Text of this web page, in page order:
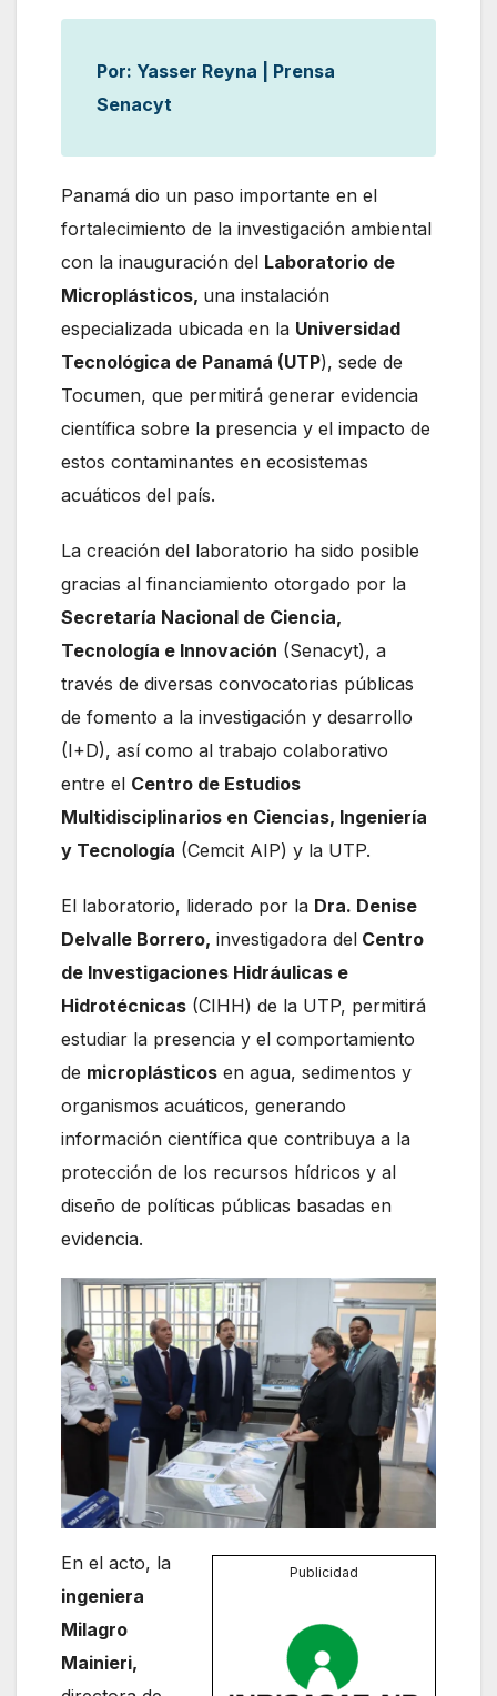
Por: Yasser Reyna | Prensa
Senacyt
Panamá dio un paso importante en el
fortalecimiento de la investigación ambiental
con la inauguración del Laboratorio de
Microplásticos, una instalación
especializada ubicada en la Universidad
Tecnológica de Panamá (UTP), sede de
Tocumen, que permitirá generar evidencia
científica sobre la presencia y el impacto de
estos contaminantes en ecosistemas
acuáticos del país.
La creación del laboratorio ha sido posible
gracias al financiamiento otorgado por la
Secretaría Nacional de Ciencia,
Tecnología e Innovación (Senacyt), a
través de diversas convocatorias públicas
de fomento a la investigación y desarrollo
(I+D), así como al trabajo colaborativo
entre el Centro de Estudios
Multidisciplinarios en Ciencias, Ingeniería
y Tecnología (Cemcit AIP) y la UTP.
El laboratorio, liderado por la Dra. Denise
Delvalle Borrero, investigadora del Centro
de Investigaciones Hidráulicas e
Hidrotécnicas (CIHH) de la UTP, permitirá
estudiar la presencia y el comportamiento
de microplásticos en agua, sedimentos y
organismos acuáticos, generando
información científica que contribuya a la
protección de los recursos hídricos y al
diseño de políticas públicas basadas en
evidencia.
Publicidad
En el acto, la
ingeniera
Milagro
Mainieri,